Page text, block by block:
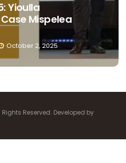
Yioulla
Mispelea
October 2, 2025
Rights Reserved. Developed by